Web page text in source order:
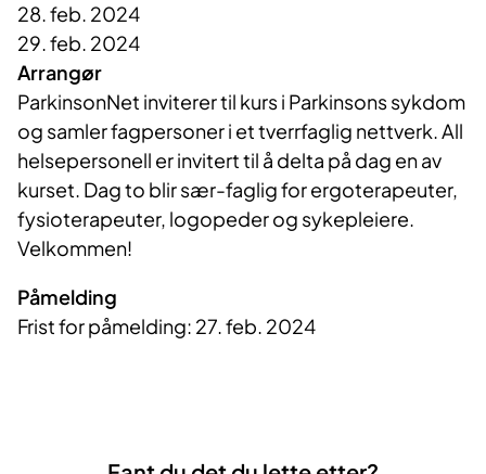
28. feb. 2024
29. feb. 2024
Arrangør
ParkinsonNet inviterer til kurs i Parkinsons sykdom
og samler fagpersoner i et tverrfaglig nettverk. All
helsepersonell er invitert til å delta på dag en av
kurset. Dag to blir sær-faglig for ergoterapeuter,
fysioterapeuter, logopeder og sykepleiere.
Påmelding
Frist for påmelding: 27. feb. 2024